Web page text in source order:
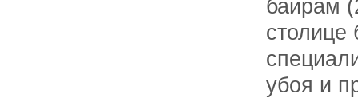
байрам
столице
убоя и